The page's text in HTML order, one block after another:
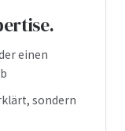
einen
sondern